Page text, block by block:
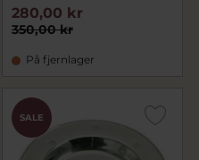
350,00 kr
280,00 kr
På fjernlager
SALE